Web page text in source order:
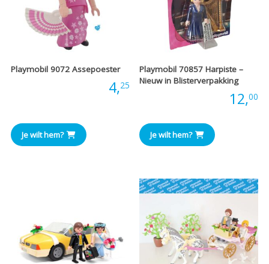
Playmobil 9072 Assepoester
4,25
Je wilt hem?
Playmobil 70857 Harpiste –
Nieuw in Blisterverpakking
12,00
Je wilt hem?